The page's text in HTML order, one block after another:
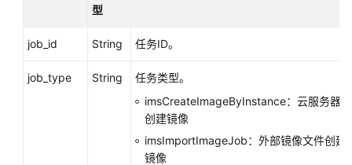
型
job_id String 任务ID。
job_type String
任务类型。
imsCreateImageByInstance：云服务器
创建镜像
imsImportImageJob：外部镜像文件创建
镜像